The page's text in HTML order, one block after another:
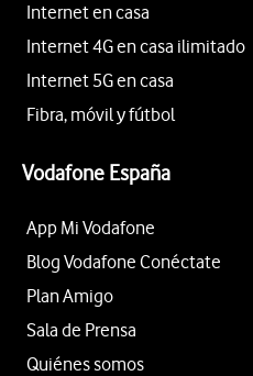
Internet en casa
Internet 4G en casa ilimitado
Internet 5G en casa
Fibra, móvil y fútbol
Vodafone España
App Mi Vodafone
Blog Vodafone Conéctate
Plan Amigo
Sala de Prensa
Quiénes somos